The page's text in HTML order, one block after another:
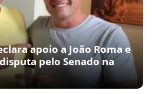
apoio a João Roma e
pelo Senado na